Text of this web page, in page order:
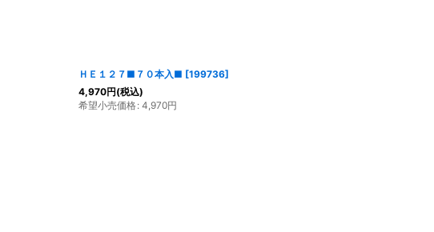
ＨＥ１２７■７０本入■ [199736]
4,970円(税込)
希望小売価格: 4,970円